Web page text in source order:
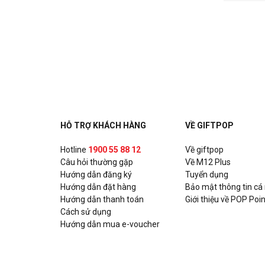
HỖ TRỢ KHÁCH HÀNG
Hotline 1900 55 88 12
Câu hỏi thường gặp
Hướng dẫn đăng ký
Hướng dẫn đặt hàng
Hướng dẫn thanh toán
Cách sử dụng
Hướng dẫn mua e-voucher
VỀ GIFTPOP
Về giftpop
Về M12 Plus
Tuyển dụng
Bảo mật thông tin cá
Giới thiệu về POP